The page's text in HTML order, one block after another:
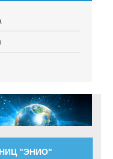
"ЭНИО"